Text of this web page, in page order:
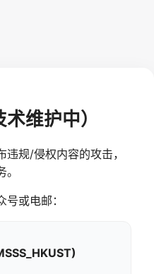
维护中）
规/侵权内容的攻击，
或电邮：